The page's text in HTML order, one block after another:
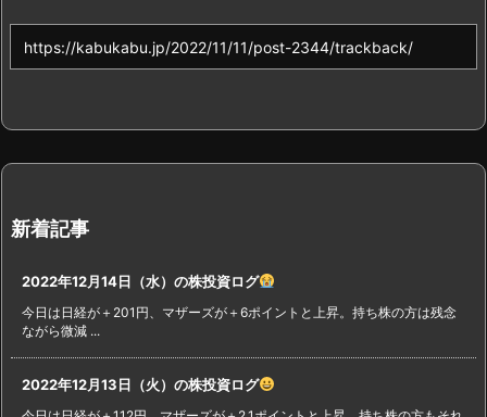
新着記事
2022年12月14日（水）の株投資ログ
今日は日経が＋201円、マザーズが＋6ポイントと上昇。持ち株の方は残念
ながら微減 ...
2022年12月13日（火）の株投資ログ